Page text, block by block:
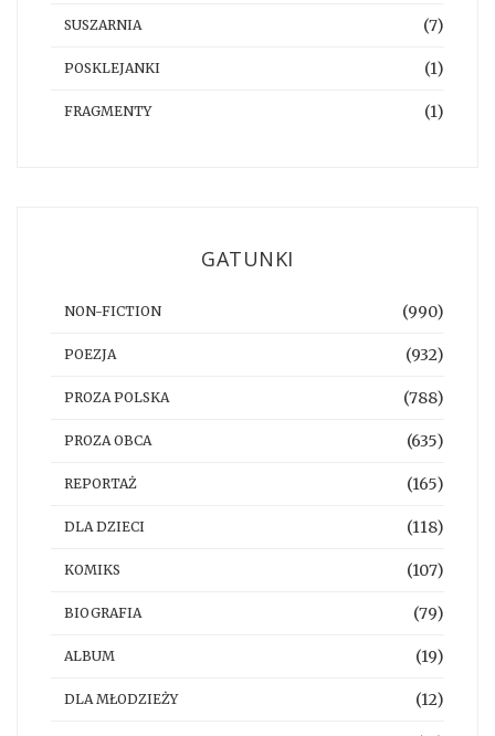
SUSZARNIA (7)
POSKLEJANKI (1)
FRAGMENTY (1)
GATUNKI
NON-FICTION (990)
POEZJA (932)
PROZA POLSKA (788)
PROZA OBCA (635)
REPORTAŻ (165)
DLA DZIECI (118)
KOMIKS (107)
BIOGRAFIA (79)
ALBUM (19)
DLA MŁODZIEŻY (12)